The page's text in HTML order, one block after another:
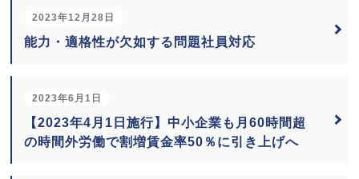
2023年12月28日
能力・適格性が欠如する問題社員対応
2023年6月1日
【2023年4月1日施行】中小企業も月60時間超
の時間外労働で割増賃金率50％に引き上げへ